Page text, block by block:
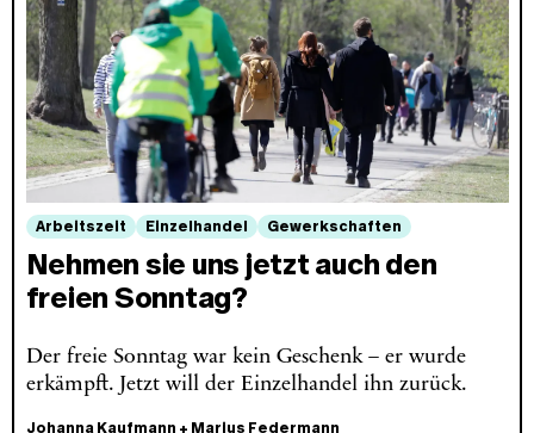
Arbeitszeit Einzelhandel Gewerkschaften
Nehmen sie uns jetzt auch den
freien Sonntag?
Der freie Sonntag war kein Geschenk – er wurde
erkämpft. Jetzt will der Einzelhandel ihn zurück.
Johanna Kaufmann + Marius Federmann